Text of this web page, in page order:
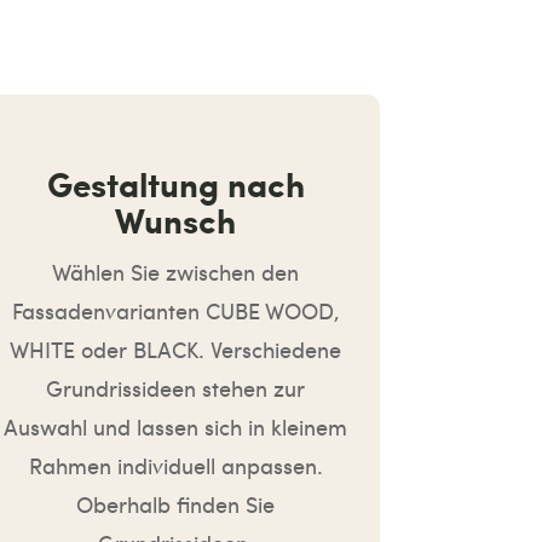
Gestaltung nach
Wunsch
Wählen Sie zwischen den
Fassadenvarianten CUBE WOOD,
WHITE oder BLACK. Verschiedene
Grundrissideen stehen zur
Auswahl und lassen sich in kleinem
Rahmen individuell anpassen.
Oberhalb finden Sie